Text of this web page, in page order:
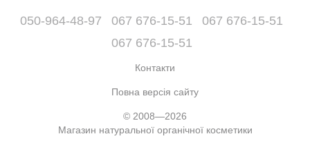
050-964-48-97 067 676-15-51
067 676-15-51
067 676-15-51
Контакти
Повна версія сайту
© 2008—2026
Магазин натуральної органічної косметики